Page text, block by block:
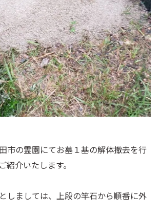
市の霊園にてお墓１基の解体撤去を行
紹介いたします。
しましては、上段の竿石から順番に外